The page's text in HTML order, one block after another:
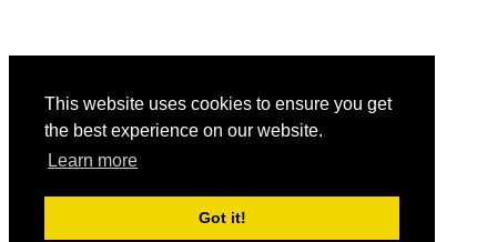
This website uses cookies to ensure you get
the best experience on our website.
Learn more
Got it!